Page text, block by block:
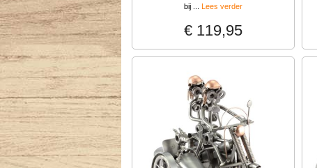
bij ... Lees verder
€ 119,95